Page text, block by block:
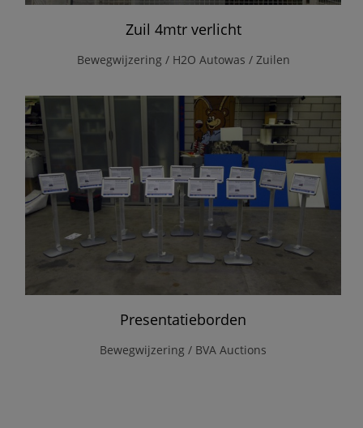
Zuil 4mtr verlicht
Bewegwijzering / H2O Autowas / Zuilen
Presentatieborden
Bewegwijzering / BVA Auctions